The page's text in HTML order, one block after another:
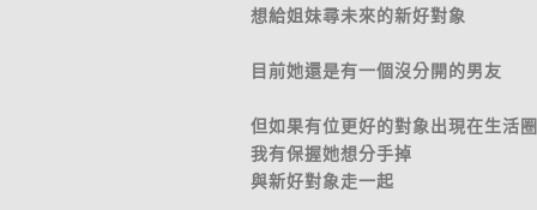
想給姐妹尋未來的新好對象
目前她還是有一個沒分開的男友
但如果有位更好的對象出現在生活
我有保握她想分手掉
與新好對象走一起